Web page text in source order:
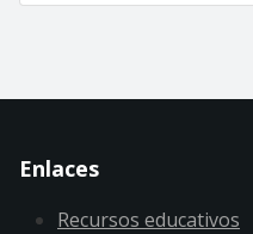
Enlaces
Recursos educativos